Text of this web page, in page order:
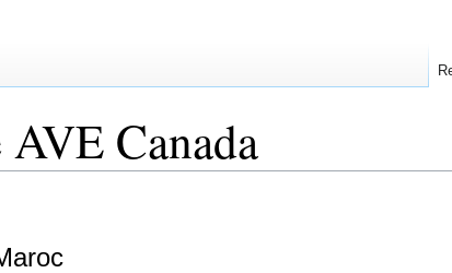
Canada